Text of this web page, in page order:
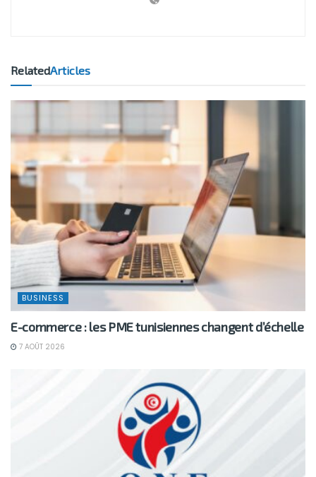
RelatedArticles
BUSINESS
E-commerce : les PME tunisiennes changent d’échelle
7 AOÛT 2026